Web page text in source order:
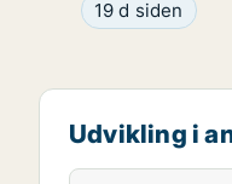
Ca. 110 m2
19 d siden
Udvikling i